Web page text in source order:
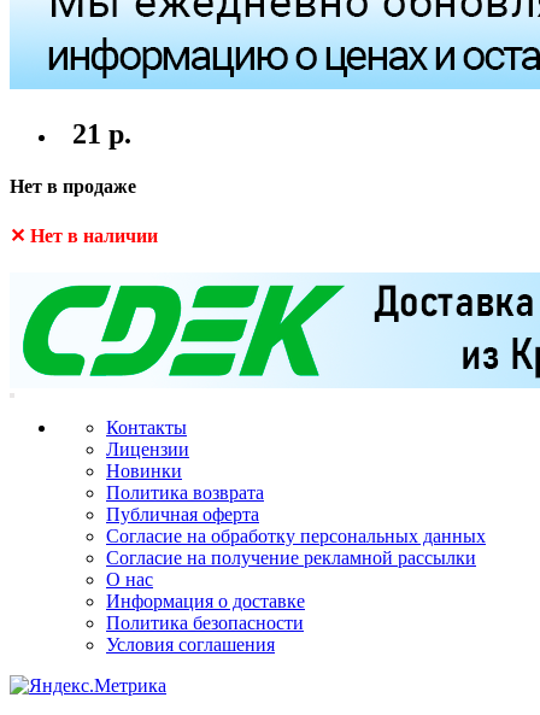
21 р.
Нет в продаже
✕ Нет в наличии
Контакты
Лицензии
Новинки
Политика возврата
Публичная оферта
Согласие на обработку персональных данных
Согласие на получение рекламной рассылки
О нас
Информация о доставке
Политика безопасности
Условия соглашения